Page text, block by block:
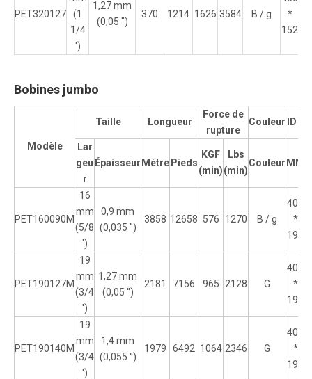
PET320127
(1
1/4
')
1,27 mm
(0,05 '')
370 1214 1626 3584 B / g
*
152
Bobines jumbo
Modèle
Taille Longueur
Force de
rupture
Couleur ID
Lar
geu
r
Épaisseur Mètre Pieds
KGF
(min)
Lbs
(min)
Couleur MM
PET160090M
16
mm
(5/8
')
0,9 mm
(0,035 '')
3858 12658 576 1270 B / g
406
*
190
PET190127M
19
mm
(3/4
')
1,27 mm
(0,05 '')
2181 7156 965 2128 G
406
*
190
PET190140M
19
mm
(3/4
')
1,4 mm
(0,055 '')
1979 6492 1064 2346 G
406
*
190